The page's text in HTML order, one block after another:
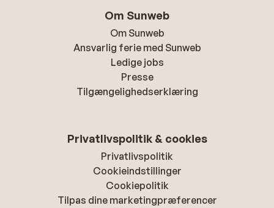
Om Sunweb
Om Sunweb
Ansvarlig ferie med Sunweb
Ledige jobs
Presse
Tilgængelighedserklæring
Privatlivspolitik & cookies
Privatlivspolitik
Cookieindstillinger
Cookiepolitik
Tilpas dine marketingpræferencer